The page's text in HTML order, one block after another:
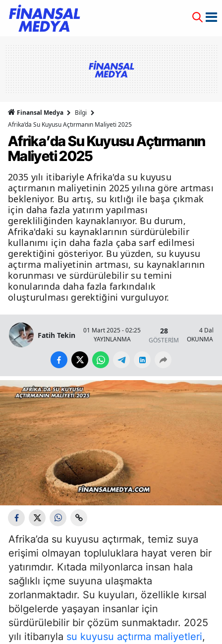
Finansal Medya
Bilgi
Afrika’da Su Kuyusu Açtırmanın Maliyeti 2025
Afrika’da Su Kuyusu Açtırmanın
Maliyeti 2025
2035 yılı itibariyle Afrika'da su kuyusu
açtırmanın maliyetinin 2025 yılına göre artması
bekleniyor. Bu artış, su kıtlığı ile başa çıkmak
için daha fazla yatırım yapılması
gerekliliğinden kaynaklanıyor. Bu durum,
Afrika'daki su kaynaklarının sürdürülebilir
kullanımı için daha fazla çaba sarf edilmesi
gerektiğini gösteriyor. Bu yüzden, su kuyusu
açtırma maliyetinin artması, su kaynaklarının
korunması ve sürdürülebilir su temini
konularında daha fazla farkındalık
oluşturulması gerektiğini vurguluyor.
Fatih Tekin
01 Mart 2025 - 02:25
YAYINLANMA
28
GÖSTERİM
4
OKUNMA
Afrika’da su kuyusu açtırmak, temiz suya
erişimi olmayan topluluklara hayat veren bir
yatırımdır. Kıtada milyonlarca insan hala
sağlıklı içme suyuna ulaşmakta
zorlanmaktadır. Su kuyuları, özellikle kırsal
bölgelerde yaşayan insanlar için
sürdürülebilir bir çözüm sunmaktadır. 2025
yılı itibarıyla su kuyusu açtırma maliyetleri,